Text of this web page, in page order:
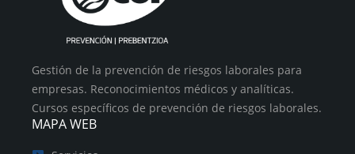
Gestión de la prevención de riesgos laborales para
empresas. Reconocimientos médicos y analíticas.
Cursos específicos de prevención de riesgos laborales.
MAPA WEB